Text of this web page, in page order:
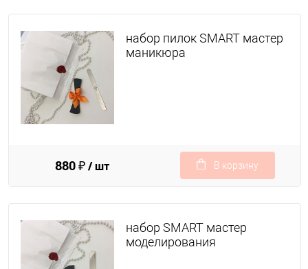
набор пилок SMART мастер
маникюра
880 ₽/ шт В корзину
набор SMART мастер
моделирования